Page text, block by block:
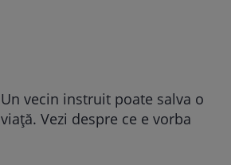
Un vecin instruit poate salva o
viață. Vezi despre ce e vorba